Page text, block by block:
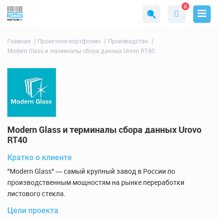
0
Главная Проектное портфолио
Производство
Modern Glass и терминалы сбора данных Urovo RT40
Modern Glass и терминалы сбора данных Urovo
RT40
Кратко о клиенте
"Modern Glass" ― самый крупный завод в России по
производственным мощностям на рынке переработки
листового стекла.
Цели проекта